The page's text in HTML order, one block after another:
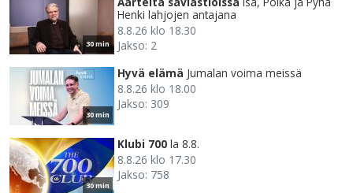
30 min
Henki lahjojen antajana
8.8.26 klo 18.30
Jakso: 2
30 min
Hyvä elämä Jumalan voima meissä
8.8.26 klo 18.00
Jakso: 309
30 min
Klubi 700 la 8.8.
8.8.26 klo 17.30
Jakso: 758